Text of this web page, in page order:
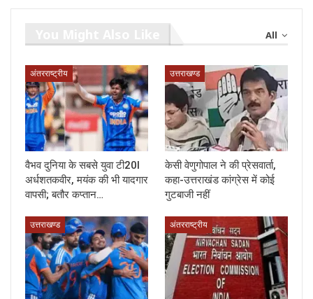
All
अंतरराष्ट्रीय
वैभव दुनिया के सबसे युवा टी20I
अर्धशतकवीर, मयंक की भी यादगार
वापसी; बतौर कप्तान…
उत्तराखण्ड
केसी वेणुगोपाल ने की प्रेसवार्ता,
कहा-उत्तराखंड कांग्रेस में कोई
गुटबाजी नहीं
उत्तराखण्ड अंतरराष्ट्रीय